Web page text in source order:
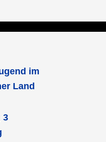
im
Land
3